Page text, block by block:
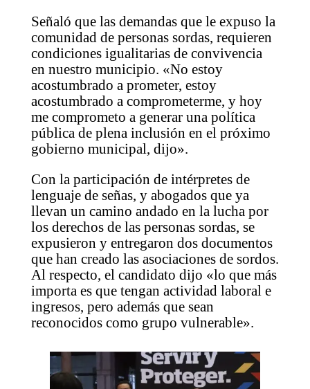
Señaló que las demandas que le expuso la
comunidad de personas sordas, requieren
condiciones igualitarias de convivencia
en nuestro municipio. «No estoy
acostumbrado a prometer, estoy
acostumbrado a comprometerme, y hoy
me comprometo a generar una política
pública de plena inclusión en el próximo
gobierno municipal, dijo».
Con la participación de intérpretes de
lenguaje de señas, y abogados que ya
llevan un camino andado en la lucha por
los derechos de las personas sordas, se
expusieron y entregaron dos documentos
que han creado las asociaciones de sordos.
Al respecto, el candidato dijo «lo que más
importa es que tengan actividad laboral e
ingresos, pero además que sean
reconocidos como grupo vulnerable».